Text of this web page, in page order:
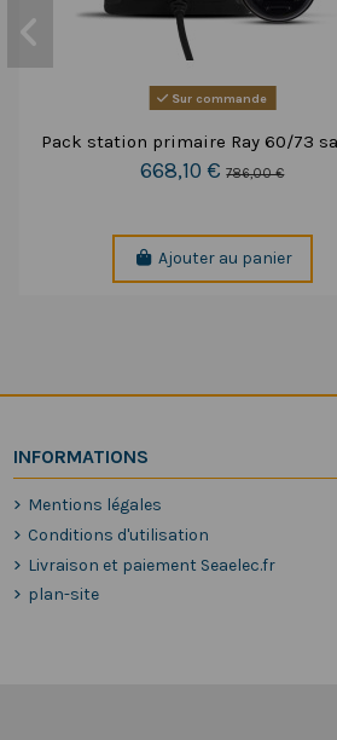
Sur commande
Pack station primaire Ray 60/73
668,10 €786,00 €
Ajouter au panier
INFORMATIONS
Mentions légales
Conditions d'utilisation
Livraison et paiement Seaelec.fr
plan-site